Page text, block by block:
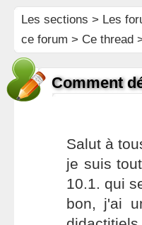
Les sections > Les
ce forum > Ce thread
Comment
Salut à
je suis
10.1. qui
bon, j'ai